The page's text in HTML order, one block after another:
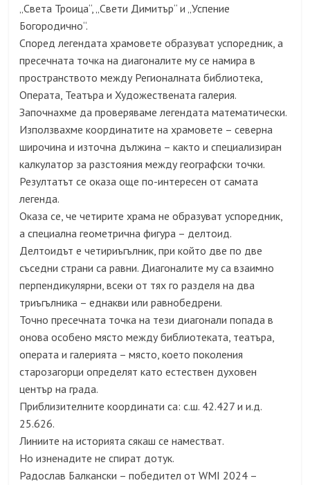
„Света Троица“, „Свети Димитър“ и „Успение
Богородично“.
Според легендата храмовете образуват успоредник, а
пресечната точка на диагоналите му се намира в
пространството между Регионалната библиотека,
Операта, Театъра и Художествената галерия.
Започнахме да проверяваме легендата математически.
Използвахме координатите на храмовете – северна
широчина и източна дължина – както и специализиран
калкулатор за разстояния между географски точки.
Резултатът се оказа още по-интересен от самата
легенда.
Оказа се, че четирите храма не образуват успоредник,
а специална геометрична фигура – делтоид.
Делтоидът е четириъгълник, при който две по две
съседни страни са равни. Диагоналите му са взаимно
перпендикулярни, всеки от тях го разделя на два
триъгълника – еднакви или равнобедрени.
Точно пресечната точка на тези диагонали попада в
онова особено място между библиотеката, театъра,
операта и галерията – място, което поколения
старозагорци определят като естествен духовен
център на града.
Приблизителните координати са: с.ш. 42.427 и и.д.
25.626.
Линиите на историята сякаш се наместват.
Но изненадите не спират дотук.
Радослав Балкански – победител от WMI 2024 –